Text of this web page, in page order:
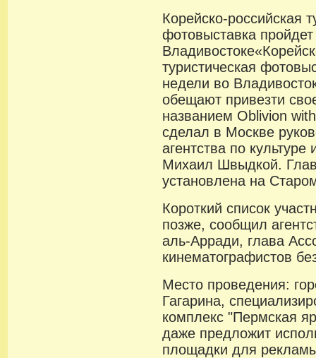
Корейско-российская
фотовыставка
туристическая
недели во
обещают привезти
названием Oblivion
сделал в Москве
агентства по
Михаил Швыдкой.
установлена на
Короткий список
позже, сообщил
аль-Арради, глава
кинематографистов
Место проведения:
Гагарина,
комплекс "Пермская
даже предложит
площадки для